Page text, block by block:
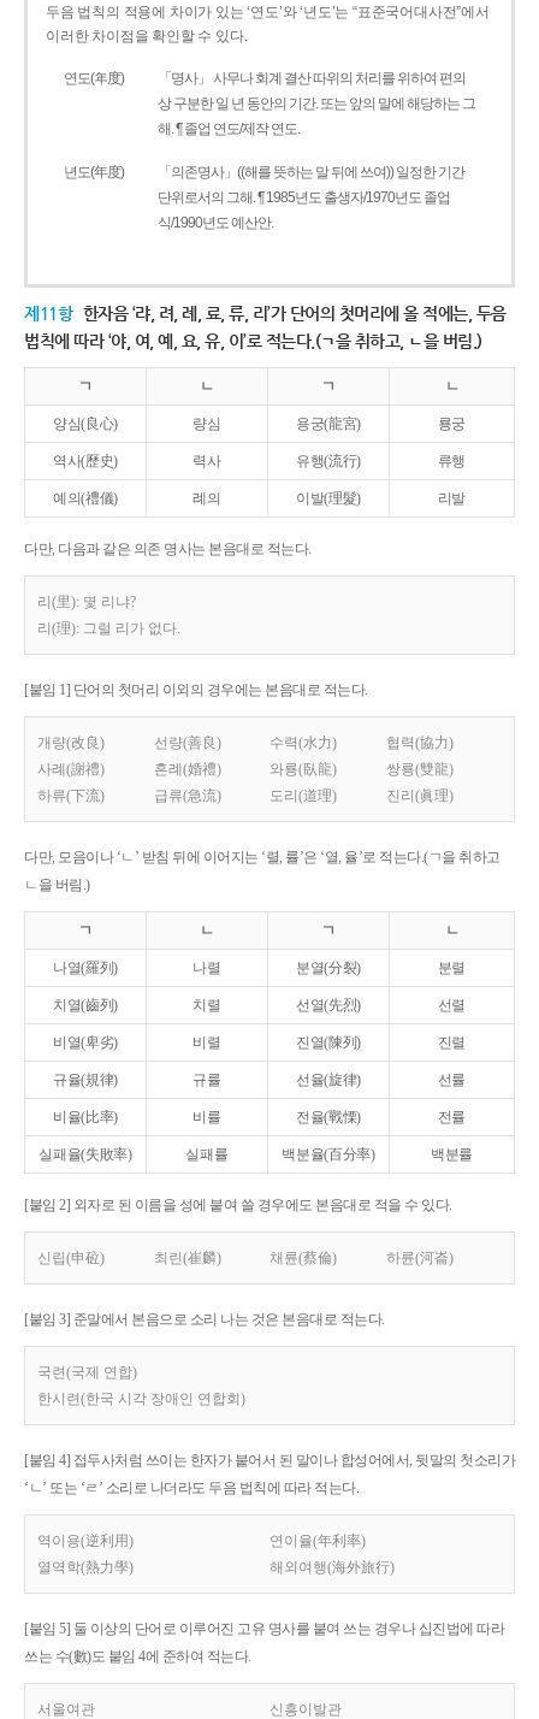
두음 법칙의 적용에 차이가 있는 ‘연도’와 ‘년도’는 “표준국어대사전”에서
이러한 차이점을 확인할 수 있다.
연도(年度)
「명사」 사무나 회계 결산 따위의 처리를 위하여 편의
상 구분한 일 년 동안의 기간. 또는 앞의 말에 해당하는 그
해. ¶ 졸업 연도/제작 연도.
년도(年度)
「의존명사」((해를 뜻하는 말 뒤에 쓰여)) 일정한 기간
단위로서의 그해. ¶ 1985년도 출생자/1970년도 졸업
식/1990년도 예산안.
제11항 한자음 ‘랴, 려, 례, 료, 류, 리’가 단어의 첫머리에 올 적에는, 두음
법칙에 따라 ‘야, 여, 예, 요, 유, 이’로 적는다.(ㄱ을 취하고, ㄴ을 버림.)
ㄱ ㄴ ㄱ ㄴ
양심(良心) 량심 용궁(龍宮) 룡궁
역사(歷史) 력사 유행(流行) 류행
예의(禮儀) 례의 이발(理髮) 리발
다만, 다음과 같은 의존 명사는 본음대로 적는다.
리(里): 몇 리냐?
리(理): 그럴 리가 없다.
[붙임 1] 단어의 첫머리 이외의 경우에는 본음대로 적는다.
개량(改良) 선량(善良) 수력(水力)
협력(協力)
사례(謝禮)
혼례(婚禮) 와룡(臥龍)
쌍룡(雙龍)
하류(下流)
급류(急流) 도리(道理) 진리(眞理)
다만, 모음이나 ‘ㄴ’ 받침 뒤에 이어지는 ‘렬, 률’은 ‘열, 율’로 적는다.(ㄱ을 취하고
ㄴ을 버림.)
ㄱ ㄴ ㄱ ㄴ
나열(羅列) 나렬 분열(分裂) 분렬
치열(齒列) 치렬 선열(先烈) 선렬
비열(卑劣) 비렬 진열(陳列) 진렬
규율(規律) 규률 선율(旋律) 선률
비율(比率) 비률 전율(戰慄) 전률
실패율(失敗率) 실패률 백분율(百分率) 백분률
[붙임 2] 외자로 된 이름을 성에 붙여 쓸 경우에도 본음대로 적을 수 있다.
신립(申砬) 최린(崔麟) 채륜(蔡倫) 하륜(河崙)
[붙임 3] 준말에서 본음으로 소리 나는 것은 본음대로 적는다.
국련(국제 연합)
한시련(한국 시각 장애인 연합회)
[붙임 4] 접두사처럼 쓰이는 한자가 붙어서 된 말이나 합성어에서, 뒷말의 첫소리가
‘ㄴ’ 또는 ‘ㄹ’ 소리로 나더라도 두음 법칙에 따라 적는다.
역이용(逆利用)
연이율(年利率)
열역학(熱力學)
해외여행(海外旅行)
[붙임 5] 둘 이상의 단어로 이루어진 고유 명사를 붙여 쓰는 경우나 십진법에 따라
쓰는 수(數)도 붙임 4에 준하여 적는다.
서울여관 신흥이발관